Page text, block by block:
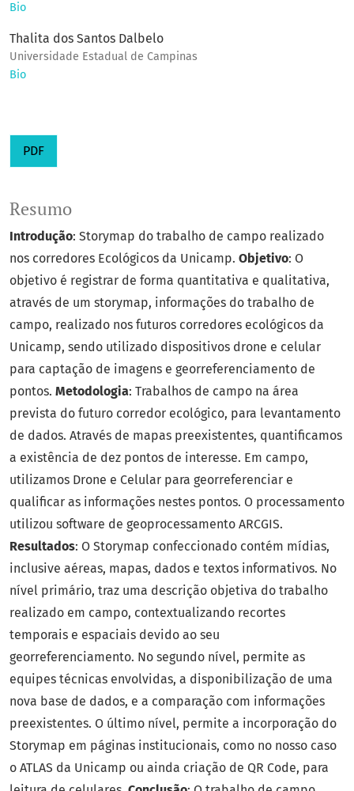
Bio
Thalita dos Santos Dalbelo
Universidade Estadual de Campinas
Bio
PDF
Resumo
Introdução: Storymap do trabalho de campo realizado
nos corredores Ecológicos da Unicamp. Objetivo: O
objetivo é registrar de forma quantitativa e qualitativa,
através de um storymap, informações do trabalho de
campo, realizado nos futuros corredores ecológicos da
Unicamp, sendo utilizado dispositivos drone e celular
para captação de imagens e georreferenciamento de
pontos. Metodologia: Trabalhos de campo na área
prevista do futuro corredor ecológico, para levantamento
de dados. Através de mapas preexistentes, quantificamos
a existência de dez pontos de interesse. Em campo,
utilizamos Drone e Celular para georreferenciar e
qualificar as informações nestes pontos. O processamento
utilizou software de geoprocessamento ARCGIS.
Resultados: O Storymap confeccionado contém mídias,
inclusive aéreas, mapas, dados e textos informativos. No
nível primário, traz uma descrição objetiva do trabalho
realizado em campo, contextualizando recortes
temporais e espaciais devido ao seu
georreferenciamento. No segundo nível, permite as
equipes técnicas envolvidas, a disponibilização de uma
nova base de dados, e a comparação com informações
preexistentes. O último nível, permite a incorporação do
Storymap em páginas institucionais, como no nosso caso
o ATLAS da Unicamp ou ainda criação de QR Code, para